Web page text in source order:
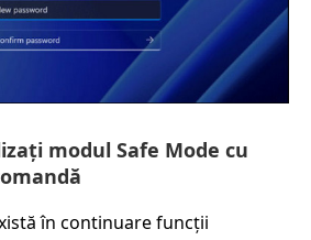
modul Safe Mode cu
în continuare funcții